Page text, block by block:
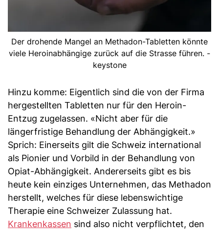
Der drohende Mangel an Methadon-Tabletten könnte
viele Heroinabhängige zurück auf die Strasse führen. -
keystone
Hinzu komme: Eigentlich sind die von der Firma
hergestellten Tabletten nur für den Heroin-
Entzug zugelassen. «Nicht aber für die
längerfristige Behandlung der Abhängigkeit.»
Sprich: Einerseits gilt die Schweiz international
als Pionier und Vorbild in der Behandlung von
Opiat-Abhängigkeit. Andererseits gibt es bis
heute kein einziges Unternehmen, das Methadon
herstellt, welches für diese lebenswichtige
Therapie eine Schweizer Zulassung hat.
Krankenkassen sind also nicht verpflichtet, den